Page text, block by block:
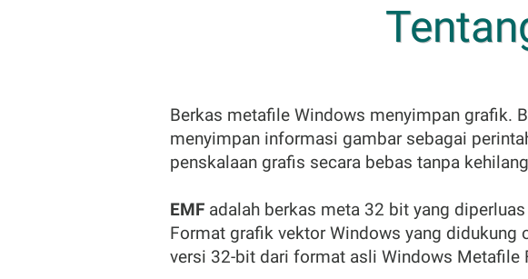
Berkas metafile Windows menyimpan grafik.
menyimpan informasi gambar sebagai
penskalaan grafis secara bebas tanpa
EMF adalah berkas meta 32 bit yang
Format grafik vektor Windows yang didukung
versi 32-bit dari format asli Windows Metafile